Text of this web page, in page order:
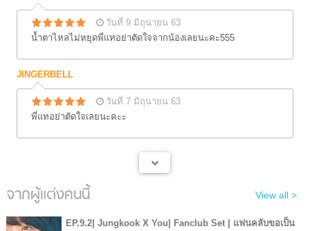
วันที่ 9 มิถุนายน 63
น้ำตาไหลไม่หยุดพี่แทอย่าตัดใจจากน้องเลยนะคะ555
JINGERBELL
วันที่ 7 มิถุนายน 63
พี่แทอย่าตัดใจเลยนะคะะ
จากผู้แต่งคนนี้ View all >
EP.9.2| Jungkook X You| Fanclub Set | แฟนคลับขอเป็น